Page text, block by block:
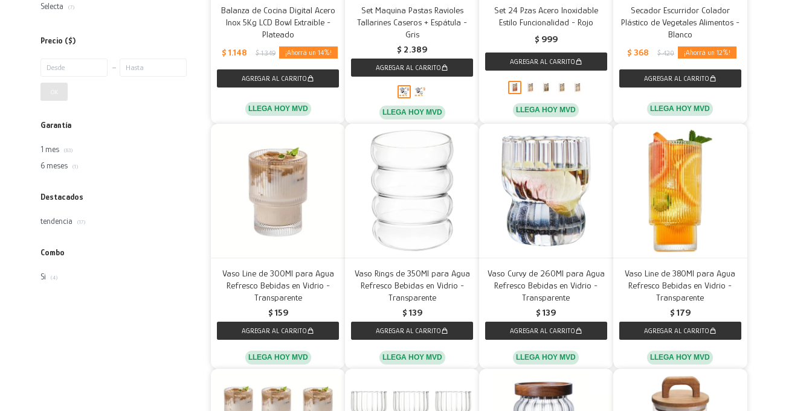
Balanza de Cocina Digital Acero
Inox 5Kg LCD Bowl Extraíble -
Plateado
$ 1.148 $ 1.349 14
LLEGA HOY MVD
Set Maquina Pastas Ravioles
Tallarines Caseros + Espátula -
Gris
$ 2.389
LLEGA HOY MVD
Set 24 Pzas Acero Inoxidable
Estilo Funcionalidad - Rojo
$ 999
LLEGA HOY MVD
Secador Escurridor Colador
Plástico de Vegetales Alimentos -
Blanco
$ 368 $ 420 12
LLEGA HOY MVD
Vaso Line de 300Ml para Agua
Refresco Bebidas en Vidrio -
Transparente
$ 159
LLEGA HOY MVD
Vaso Rings de 350Ml para Agua
Refresco Bebidas en Vidrio -
Transparente
$ 139
LLEGA HOY MVD
Vaso Curvy de 260Ml para Agua
Refresco Bebidas en Vidrio -
Transparente
$ 139
LLEGA HOY MVD
Vaso Line de 380Ml para Agua
Refresco Bebidas en Vidrio -
Transparente
$ 179
LLEGA HOY MVD
Selecta (7)
Precio ($)
Garantía
1 mes (83)
6 meses (1)
Destacados
tendencia (17)
Combo
Si (4)